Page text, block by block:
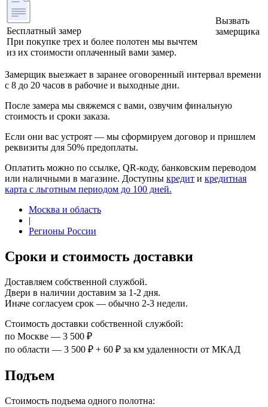
Бесплатный замер
При покупке трех и более полотен мы вычтем
из их стоимости оплаченный вами замер.
Вызвать
замерщика
Замерщик выезжает в заранее оговоренный интервал времени
с 8 до 20 часов в рабочие и выходные дни.
После замера мы свяжемся с вами, озвучим финальную
стоимость и сроки заказа.
Если они вас устроят — мы сформируем договор и пришлем
реквизиты для 50% предоплаты.
Оплатить можно по ссылке, QR-коду, банковским переводом
или наличными в магазине. Доступны кредит и кредитная
карта с льготным периодом до 100 дней.
Москва и область
|
Регионы России
Сроки и стоимость доставки
Доставляем собственной службой.
Двери в наличии доставим за 1-2 дня.
Иначе согласуем срок — обычно 2-3 недели.
Стоимость доставки собственной службой:
по Москве — 3 500 ₽
по области — 3 500 ₽ + 60 ₽ за км удаленности от МКАД
Подъем
Стоимость подъема одного полотна: